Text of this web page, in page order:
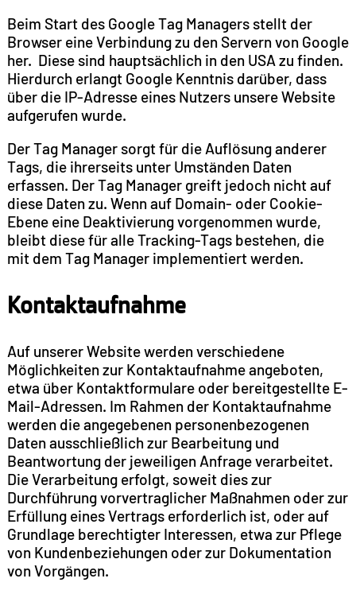
Beim Start des Google Tag Managers stellt der
Browser eine Verbindung zu den Servern von Google
her. Diese sind hauptsächlich in den USA zu finden.
Hierdurch erlangt Google Kenntnis darüber, dass
über die IP-Adresse eines Nutzers unsere Website
aufgerufen wurde.
Der Tag Manager sorgt für die Auflösung anderer
Tags, die ihrerseits unter Umständen Daten
erfassen. Der Tag Manager greift jedoch nicht auf
diese Daten zu. Wenn auf Domain- oder Cookie-
Ebene eine Deaktivierung vorgenommen wurde,
bleibt diese für alle Tracking-Tags bestehen, die
mit dem Tag Manager implementiert werden.
Kontaktaufnahme
Auf unserer Website werden verschiedene
Möglichkeiten zur Kontaktaufnahme angeboten,
etwa über Kontaktformulare oder bereitgestellte E-
Mail-Adressen. Im Rahmen der Kontaktaufnahme
werden die angegebenen personenbezogenen
Daten ausschließlich zur Bearbeitung und
Beantwortung der jeweiligen Anfrage verarbeitet.
Die Verarbeitung erfolgt, soweit dies zur
Durchführung vorvertraglicher Maßnahmen oder zur
Erfüllung eines Vertrags erforderlich ist, oder auf
Grundlage berechtigter Interessen, etwa zur Pflege
von Kundenbeziehungen oder zur Dokumentation
von Vorgängen.